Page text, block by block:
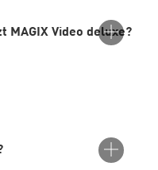
drop-Konzepts und der
perfekt für
Video deluxe?